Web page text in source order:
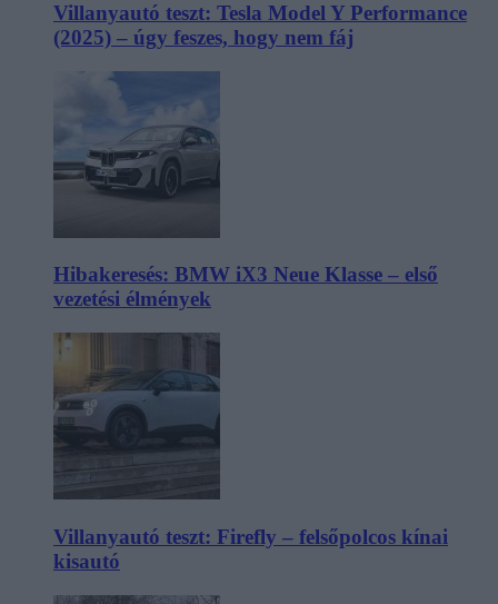
Villanyautó teszt: Tesla Model Y Performance
(2025) – úgy feszes, hogy nem fáj
Hibakeresés: BMW iX3 Neue Klasse – első
vezetési élmények
Villanyautó teszt: Firefly – felsőpolcos kínai
kisautó